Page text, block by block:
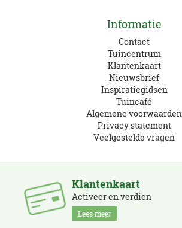
Informatie
Contact
Tuincentrum
Klantenkaart
Nieuwsbrief
Inspiratiegidsen
Tuincafé
Algemene voorwaarden
Privacy statement
Veelgestelde vragen
Klantenkaart
Activeer en verdien
Lees meer